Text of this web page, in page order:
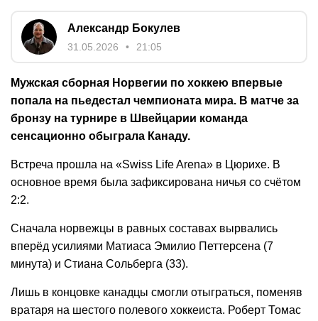
Александр Бокулев
31.05.2026 21:05
Мужская сборная Норвегии по хоккею впервые
попала на пьедестал чемпионата мира. В матче за
бронзу на турнире в Швейцарии команда
сенсационно обыграла Канаду.
Встреча прошла на «Swiss Life Arena» в Цюрихе. В
основное время была зафиксирована ничья со счётом
2:2.
Сначала норвежцы в равных составах вырвались
вперёд усилиями Матиаса Эмилио Петтерсена (7
минута) и Стиана Сольберга (33).
Лишь в концовке канадцы смогли отыграться, поменяв
вратаря на шестого полевого хоккеиста. Роберт Томас